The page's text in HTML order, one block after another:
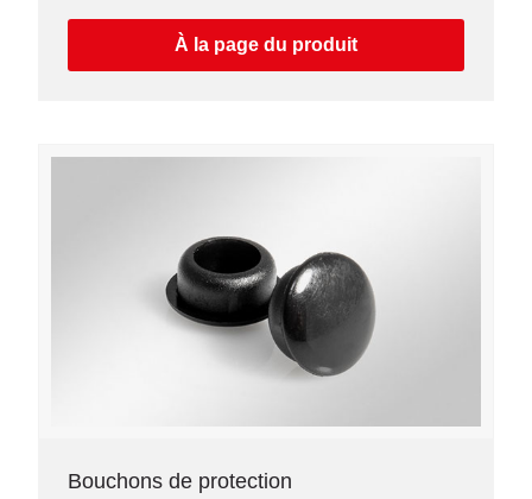
presse-étoupes.À la page du produit
Bouchons de protection